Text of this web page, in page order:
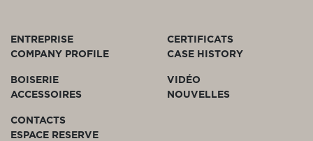
ENTREPRISE
COMPANY PROFILE
CERTIFICATS
CASE HISTORY
BOISERIE
ACCESSOIRES
VIDÉO
NOUVELLES
CONTACTS
ESPACE RESERVE